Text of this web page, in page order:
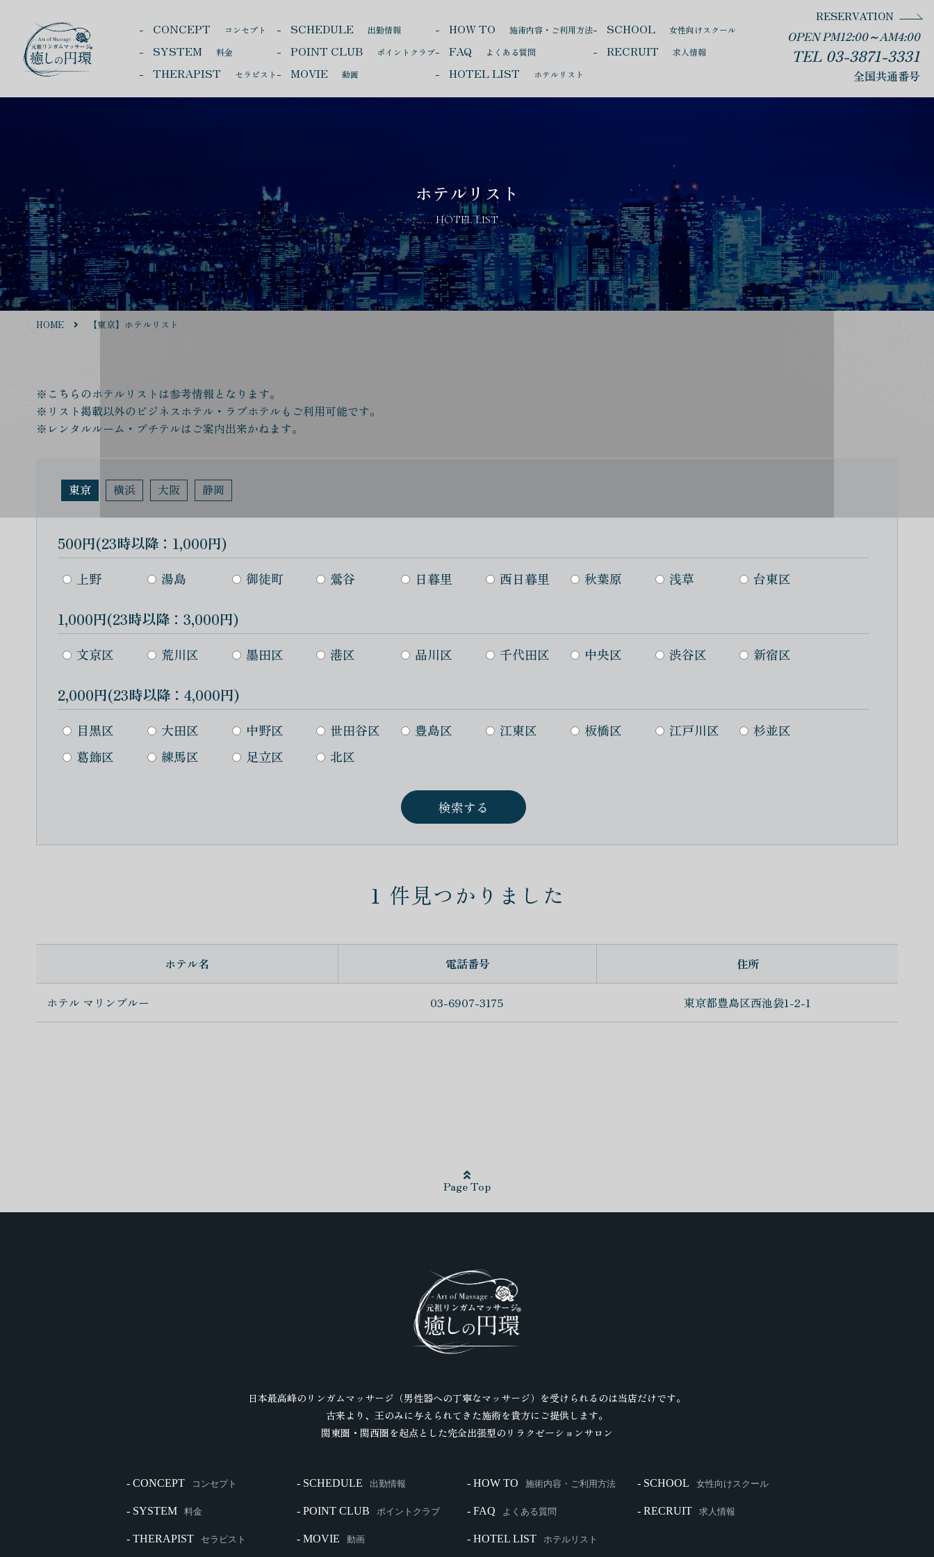
CONCEPT コンセプト
SYSTEM 料金
THERAPIST セラピスト
SCHEDULE 出勤情報
POINT CLUB ポイントクラブ
MOVIE 動画
HOW TO 施術内容・ご利用方法
FAQ よくある質問
HOTEL LIST ホテルリスト
SCHOOL 女性向けスクール
RECRUIT 求人情報
OPEN PM12:00～AM4:00
TEL 03-3871-3331
全国共通番号
RESERVATION
ホテルリスト
HOTEL LIST
HOME 【東京】ホテルリスト
※こちらのホテルリストは参考情報となります。
※リスト掲載以外のビジネスホテル・ラブホテルもご利用可能です。
※レンタルルーム・プチテルはご案内出来かねます。
東京 横浜 大阪 静岡
500円(23時以降：1,000円)
上野 湯島 御徒町 鶯谷 日暮里 西日暮里 秋葉原 浅草 台東区
1,000円(23時以降：3,000円)
文京区 荒川区 墨田区 港区 品川区 千代田区 中央区 渋谷区 新宿区
2,000円(23時以降：4,000円)
目黒区 大田区 中野区 世田谷区 豊島区 江東区 板橋区 江戸川区
杉並区
葛飾区
練馬区 足立区 北区
1 件見つかりました
ホテル名 電話番号 住所
ホテル マリンブルー 03-6907-3175 東京都豊島区西池袋1-2-1
Page Top
日本最高峰のリンガムマッサージ（男性器への丁寧なマッサージ）を受けられるのは当店だけです。
古来より、王のみに与えられてきた施術を貴方にご提供します。
関東圏・関西圏を起点とした完全出張型のリラクゼーションサロン
- CONCEPT コンセプト
- SYSTEM 料金
- THERAPIST セラピスト
- SCHEDULE 出勤情報
- POINT CLUB ポイントクラブ
- MOVIE 動画
- HOW TO 施術内容・ご利用方法
- FAQ よくある質問
- HOTEL LIST ホテルリスト
- SCHOOL 女性向けスクール
- RECRUIT 求人情報